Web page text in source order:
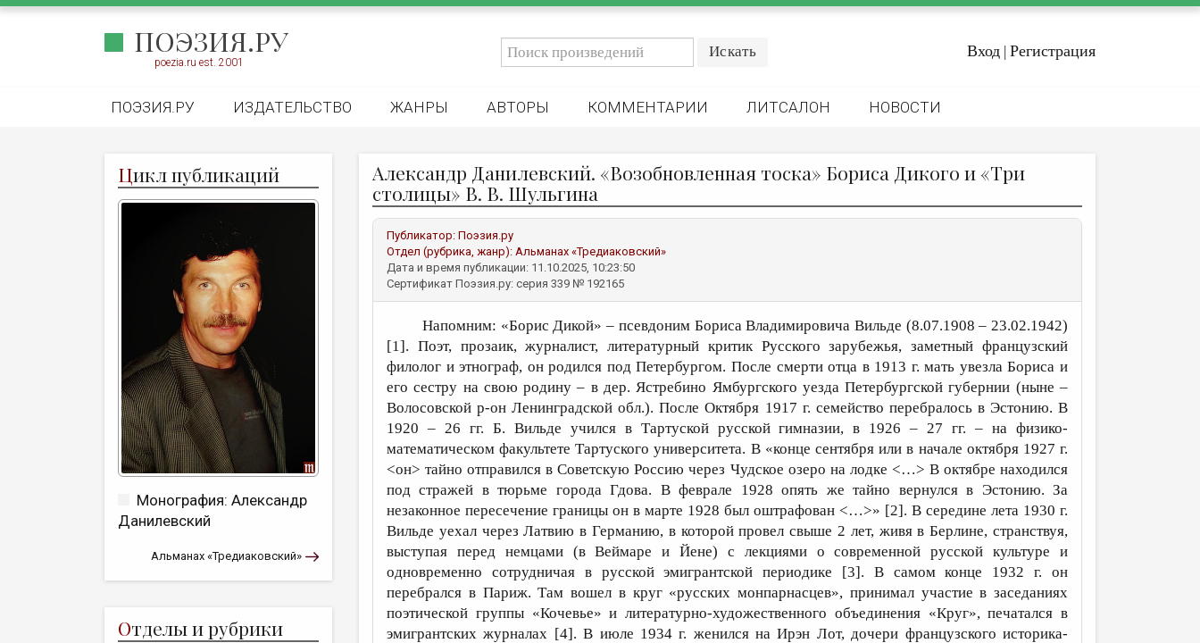
ПОЭЗИЯ.РУ
poezia.ru est. 2001
Вход | Регистрация
ПОЭЗИЯ.РУ ИЗДАТЕЛЬСТВО ЖАНРЫ АВТОРЫ КОММЕНТАРИИ ЛИТСАЛОН НОВОСТИ
Цикл публикаций
Монография: Александр
Данилевский
Альманах «Тредиаковский»
Отделы и рубрики
Александр Данилевский. «Возобновленная тоска» Бориса Дикого и «Три
столицы» В. В. Шульгина
Публикатор: Поэзия.ру
Отдел (рубрика, жанр): Альманах «Тредиаковский»
Дата и время публикации: 11.10.2025, 10:23:50
Сертификат Поэзия.ру: серия 339 № 192165
Напомним: «Борис Дикой» – псевдоним Бориса Владимировича Вильде (8.07.1908 – 23.02.1942)
[1]. Поэт, прозаик, журналист, литературный критик Русского зарубежья, заметный французский
филолог и этнограф, он родился под Петербургом. После смерти отца в 1913 г. мать увезла Бориса и
его сестру на свою родину – в дер. Ястребино Ямбургского уезда Петербургской губернии (ныне –
Волосовской р-он Ленинградской обл.). После Октября 1917 г. семейство перебралось в Эстонию. В
1920 – 26 гг. Б. Вильде учился в Тартуской русской гимназии, в 1926 – 27 гг. – на физико-
математическом факультете Тартуского университета. В «конце сентября или в начале октября 1927 г.
<он> тайно отправился в Советскую Россию через Чудское озеро на лодке <…> В октябре находился
под стражей в тюрьме города Гдова. В феврале 1928 опять же тайно вернулся в Эстонию. За
незаконное пересечение границы он в марте 1928 был оштрафован <…>» [2]. В середине лета 1930 г.
Вильде уехал через Латвию в Германию, в которой провел свыше 2 лет, живя в Берлине, странствуя,
выступая перед немцами (в Веймаре и Йене) с лекциями о современной русской культуре и
одновременно сотрудничая в русской эмигрантской периодике [3]. В самом конце 1932 г. он
перебрался в Париж. Там вошел в круг «русских монпарнасцев», принимал участие в заседаниях
поэтической группы «Кочевье» и литературно-художественного объединения «Круг», печатался в
эмигрантских журналах [4]. В июле 1934 г. женился на Ирэн Лот, дочери французского историка-